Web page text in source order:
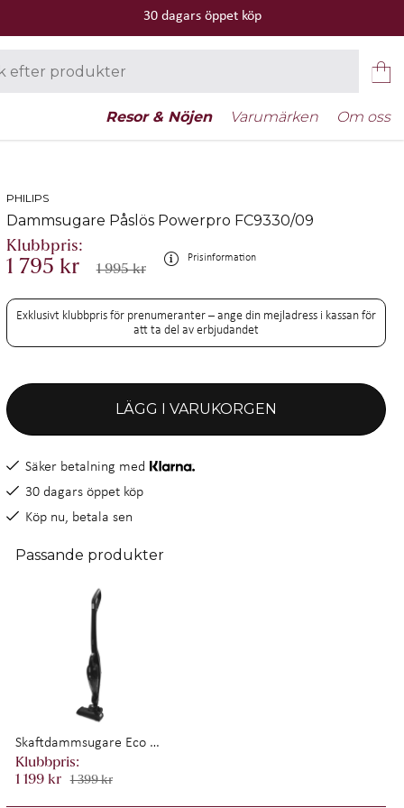
30 dagars öppet köp
Resor & Nöjen Varumärken Om oss
PHILIPS
Dammsugare Påslös Powerpro FC9330/09
1 795 kr 1 995 kr
Prisinformation
Exklusivt klubbpris för prenumeranter – ange din mejladress i kassan för
att ta del av erbjudandet
LÄGG I VARUKORGEN
Säker betalning med
30 dagars öppet köp
Köp nu, betala sen
Passande produkter
Skaftdammsugare Eco Clean 2in1 120W SD420 Mattsvart
1 199 kr 1 399 kr